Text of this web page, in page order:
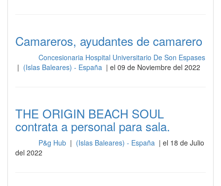
Camareros, ayudantes de camarero
Concesionaria Hospital Universitario De Son Espases
| (Islas Baleares) - España | el 09 de Noviembre del 2022
THE ORIGIN BEACH SOUL
contrata a personal para sala.
P&g Hub | (Islas Baleares) - España | el 18 de Julio
del 2022